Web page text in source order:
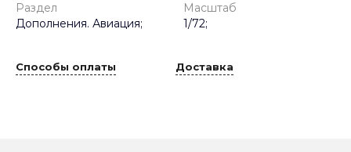
Раздел
Дополнения. Авиация;
Масштаб
1/72;
Способы оплаты Доставка